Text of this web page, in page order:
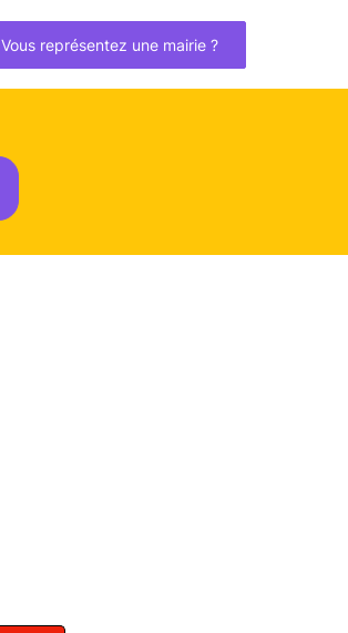
Vous représentez une mairie ?